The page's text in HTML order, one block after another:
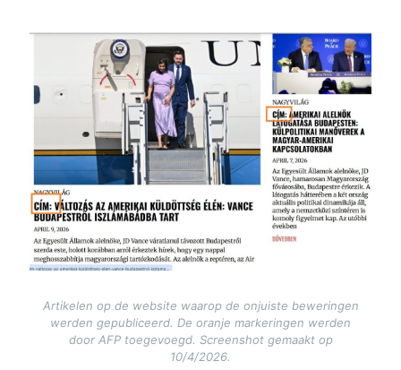
Artikelen op de website waarop de onjuiste beweringen
werden gepubliceerd. De oranje markeringen werden
door AFP toegevoegd. Screenshot gemaakt op
10/4/2026.